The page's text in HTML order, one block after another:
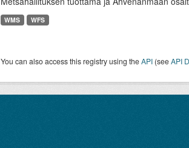
WMS WFS
You can also access this registry using theAPI(seeAPI